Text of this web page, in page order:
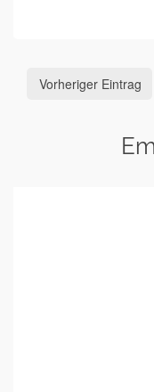
Vorheriger Eintrag